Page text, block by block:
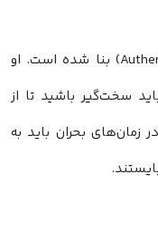
اصول مدیریتی او بر پایه “اعتبار” (Authenticity) بنا شده است. او
سخت‌گیر باشید تا از
زمان‌های بحران باید به